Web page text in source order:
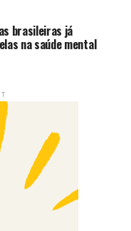
brasileiras já
na saúde mental